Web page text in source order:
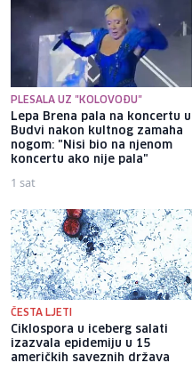
PLESALA UZ "KOLOVOĐU"
Lepa Brena pala na koncertu u
Budvi nakon kultnog zamaha
nogom: "Nisi bio na njenom
koncertu ako nije pala"
1 sat
ČESTA LJETI
Ciklospora u iceberg salati
izazvala epidemiju u 15
američkih saveznih država